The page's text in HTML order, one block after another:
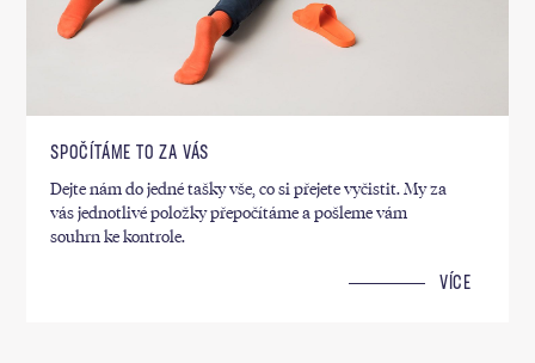
SPOČÍTÁME TO ZA VÁS
Dejte nám do jedné tašky vše, co si přejete vyčistit. My za
vás jednotlivé položky přepočítáme a pošleme vám
souhrn ke kontrole.
VÍCE